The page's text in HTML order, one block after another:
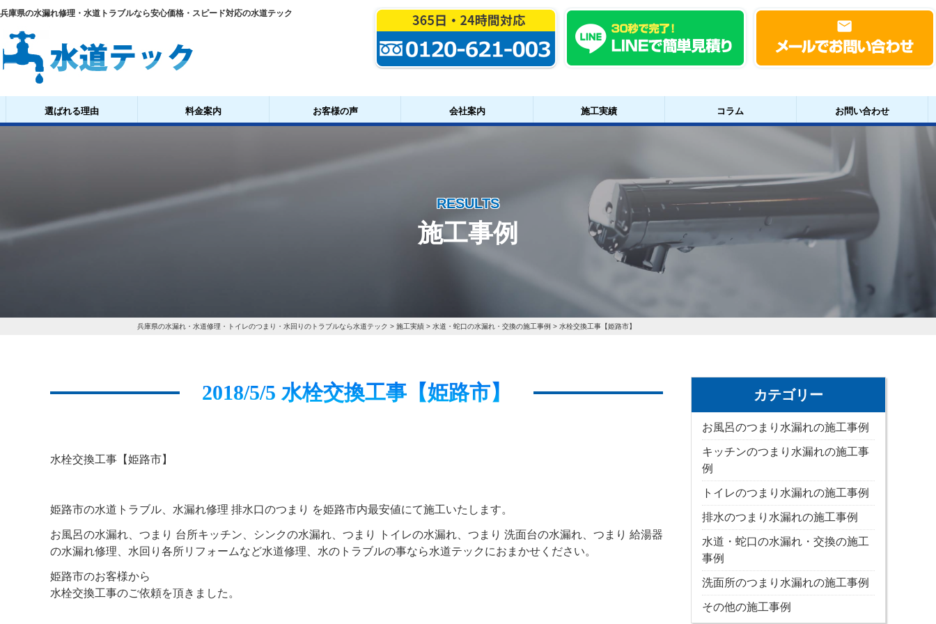
兵庫県の水漏れ修理・水道トラブルなら安心価格・スピード対応の水道テック
選ばれる理由 料金案内 お客様の声 会社案内 施工実績 コラム お問い合わせ
RESULTS
施工事例
兵庫県の水漏れ・水道修理・トイレのつまり・水回りのトラブルなら水道テック > 施工実績 > 水道・蛇口の水漏れ・交換の施工事例 > 水栓交換工事【姫路市】
2018/5/5 水栓交換工事【姫路市】
水栓交換工事【姫路市】
姫路市の水道トラブル、水漏れ修理 排水口のつまり を姫路市内最安値にて施工いたします。
お風呂の水漏れ、つまり 台所キッチン、シンクの水漏れ、つまり トイレの水漏れ、つまり 洗面台の水漏れ、つまり 給湯器
の水漏れ修理、水回り各所リフォームなど水道修理、水のトラブルの事なら水道テックにおまかせください。
姫路市のお客様から
水栓交換工事のご依頼を頂きました。
カテゴリー
お風呂のつまり水漏れの施工事例
キッチンのつまり水漏れの施工事
例
トイレのつまり水漏れの施工事例
排水のつまり水漏れの施工事例
水道・蛇口の水漏れ・交換の施工
事例
洗面所のつまり水漏れの施工事例
その他の施工事例